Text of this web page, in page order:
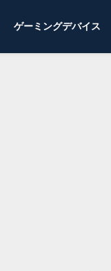
ゲーミングデバイス